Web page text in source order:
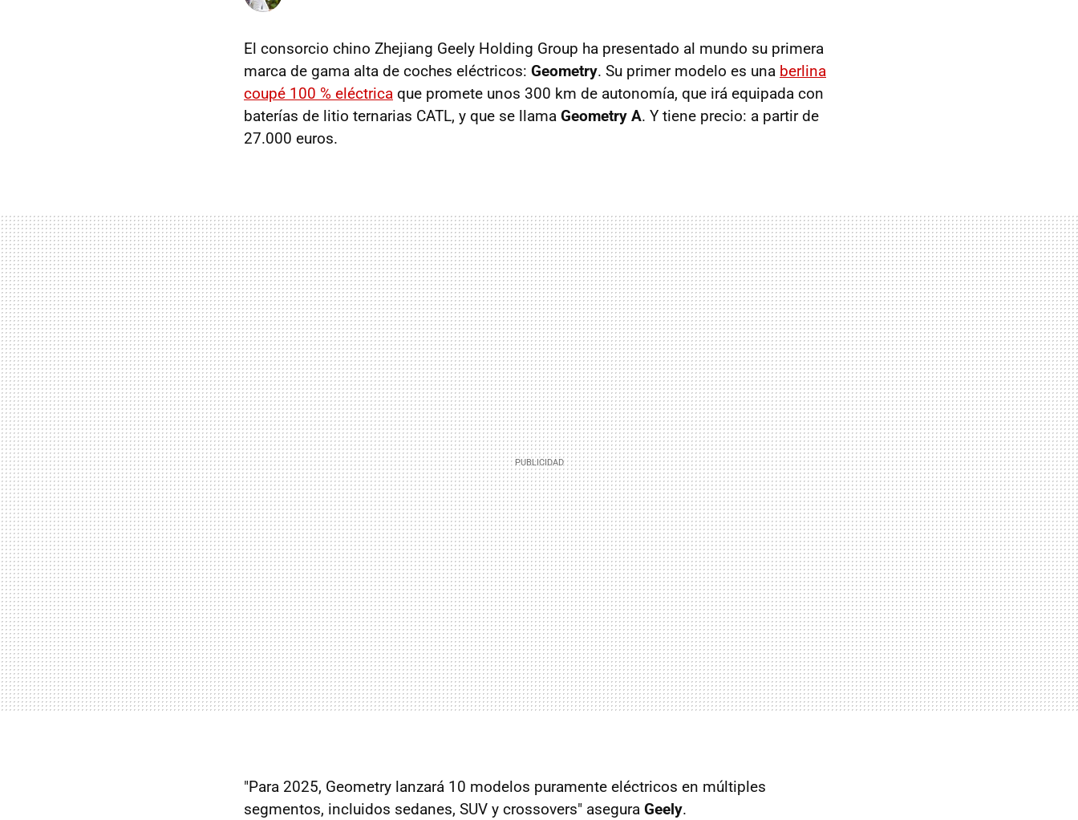
El consorcio chino Zhejiang Geely Holding Group ha presentado al mundo su primera
marca de gama alta de coches eléctricos: Geometry. Su primer modelo es una berlina
coupé 100 % eléctrica que promete unos 300 km de autonomía, que irá equipada con
baterías de litio ternarias CATL, y que se llama Geometry A. Y tiene precio: a partir de
27.000 euros.
"Para 2025, Geometry lanzará 10 modelos puramente eléctricos en múltiples
segmentos, incluidos sedanes, SUV y crossovers" asegura Geely.